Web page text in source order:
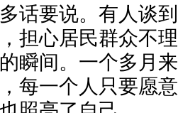
要说。有人谈到
担心居民群众不
瞬间。一个多月
每一个人只要愿